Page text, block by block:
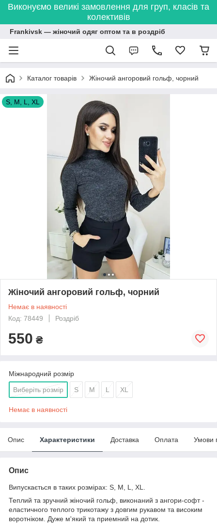
Виконуємо великі замовлення для груп, класів та
колективів
Frankivsk — жіночий одяг оптом та в роздріб
Каталог товарів Жіночий ангоровий гольф, чорний
S, M, L, XL
Жіночий ангоровий гольф, чорний
Немає в наявності
Код: 78449
Роздріб
550 ₴
Міжнародний розмір
Виберіть розмір S M L XL
Немає в наявності
Опис Характеристики Доставка Оплата Умови
Опис
Випускається в таких розмірах: S, M, L, XL.
Теплий та зручний жіночий гольф, виконаний з ангори-софт -
еластичного теплого трикотажу з довгим рукавом та високим
воротніком. Дуже м'який та приемний на дотик.